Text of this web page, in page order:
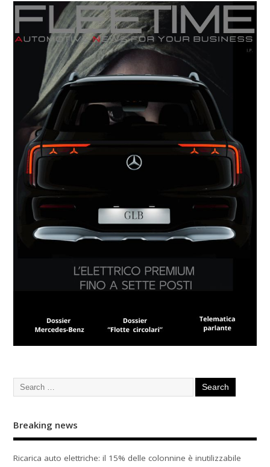
Breaking news
Ricarica auto elettriche: il 15% delle colonnine è inutilizzabile